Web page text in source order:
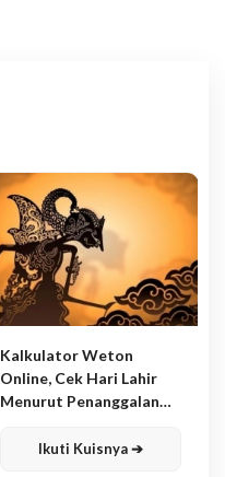
Kalkulator Weton
Online, Cek Hari Lahir
Menurut Penanggalan
Ikuti Kuisnya ➔